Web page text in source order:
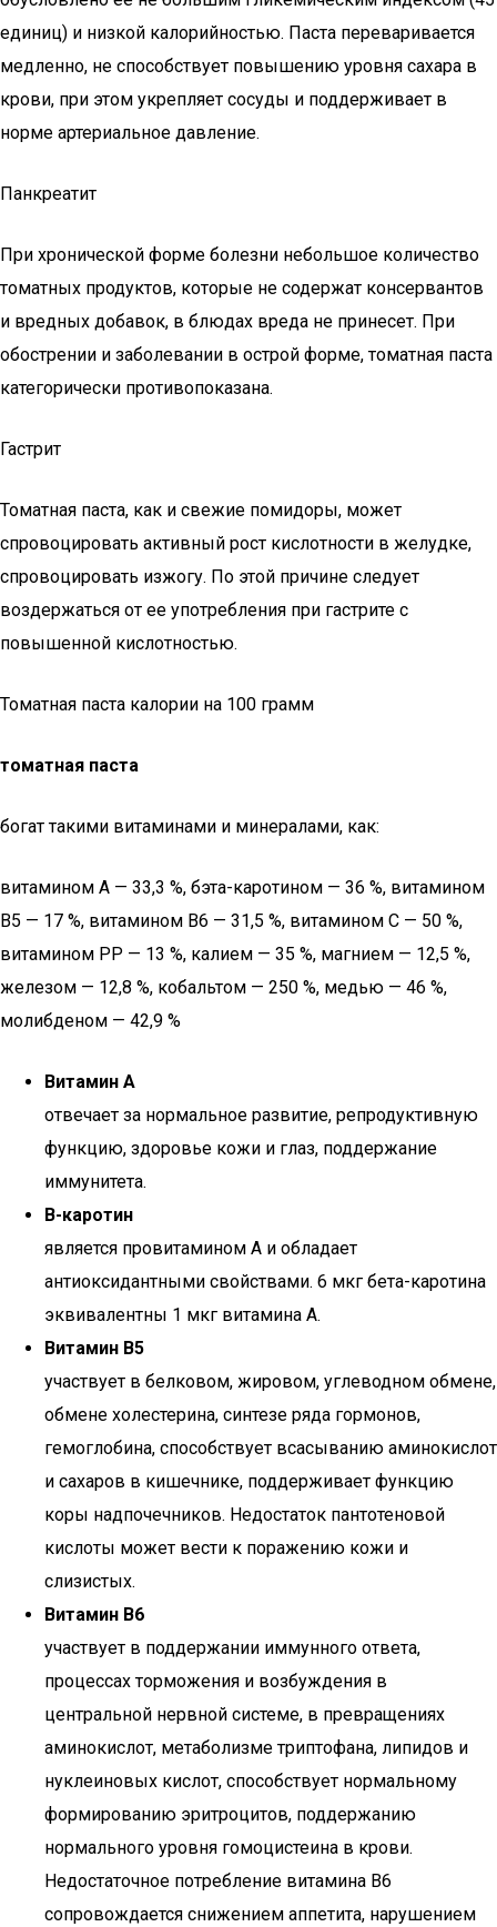
единиц) и низкой калорийностью. Паста переваривается
медленно, не способствует повышению уровня сахара в
крови, при этом укрепляет сосуды и поддерживает в
норме артериальное давление.
Панкреатит
При хронической форме болезни небольшое количество
томатных продуктов, которые не содержат консервантов
и вредных добавок, в блюдах вреда не принесет. При
обострении и заболевании в острой форме, томатная паста
категорически противопоказана.
Гастрит
Томатная паста, как и свежие помидоры, может
спровоцировать активный рост кислотности в желудке,
спровоцировать изжогу. По этой причине следует
воздержаться от ее употребления при гастрите с
повышенной кислотностью.
Томатная паста калории на 100 грамм
томатная паста
богат такими витаминами и минералами, как:
витамином А — 33,3 %, бэта-каротином — 36 %, витамином
B5 — 17 %, витамином B6 — 31,5 %, витамином C — 50 %,
витамином PP — 13 %, калием — 35 %, магнием — 12,5 %,
железом — 12,8 %, кобальтом — 250 %, медью — 46 %,
молибденом — 42,9 %
Витамин А
отвечает за нормальное развитие, репродуктивную
функцию, здоровье кожи и глаз, поддержание
иммунитета.
В-каротин
является провитамином А и обладает
антиоксидантными свойствами. 6 мкг бета-каротина
эквивалентны 1 мкг витамина А.
Витамин В5
участвует в белковом, жировом, углеводном обмене,
обмене холестерина, синтезе ряда гормонов,
гемоглобина, способствует всасыванию аминокислот
и сахаров в кишечнике, поддерживает функцию
коры надпочечников. Недостаток пантотеновой
кислоты может вести к поражению кожи и
слизистых.
Витамин В6
участвует в поддержании иммунного ответа,
процессах торможения и возбуждения в
центральной нервной системе, в превращениях
аминокислот, метаболизме триптофана, липидов и
нуклеиновых кислот, способствует нормальному
формированию эритроцитов, поддержанию
нормального уровня гомоцистеина в крови.
Недостаточное потребление витамина В6
сопровождается снижением аппетита, нарушением